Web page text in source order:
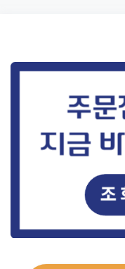
content